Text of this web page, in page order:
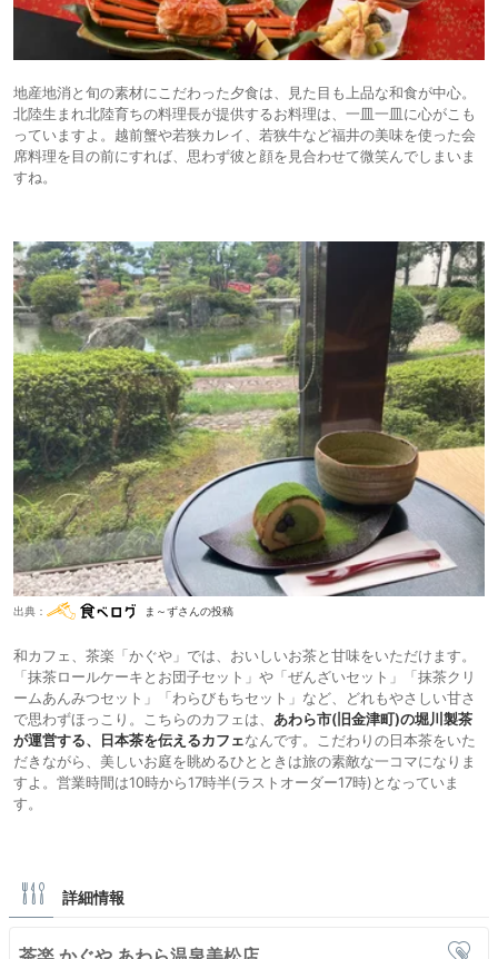
地産地消と旬の素材にこだわった夕食は、見た目も上品な和食が中心。
北陸生まれ北陸育ちの料理長が提供するお料理は、一皿一皿に心がこも
っていますよ。越前蟹や若狭カレイ、若狭牛など福井の美味を使った会
席料理を目の前にすれば、思わず彼と顔を見合わせて微笑んでしまいま
すね。
出典： ま～ずさんの投稿
和カフェ、茶楽「かぐや」では、おいしいお茶と甘味をいただけます。
「抹茶ロールケーキとお団子セット」や「ぜんざいセット」「抹茶クリ
ームあんみつセット」「わらびもちセット」など、どれもやさしい甘さ
で思わずほっこり。こちらのカフェは、 あわら市(旧金津町)の堀川製茶
が運営する、日本茶を伝えるカフェなんです。こだわりの日本茶をいた
だきながら、美しいお庭を眺めるひとときは旅の素敵な一コマになりま
すよ。営業時間は10時から17時半(ラストオーダー17時)となっていま
す。
詳細情報